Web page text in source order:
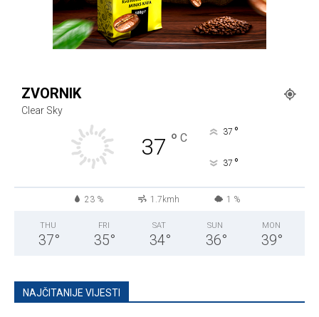
ZVORNIK
Clear Sky
37 ° C 37 °
37 °
23 % 1.7kmh 1 %
THU
37°
FRI
35°
SAT
34°
SUN
36°
MON
39°
NAJČITANIJE VIJESTI